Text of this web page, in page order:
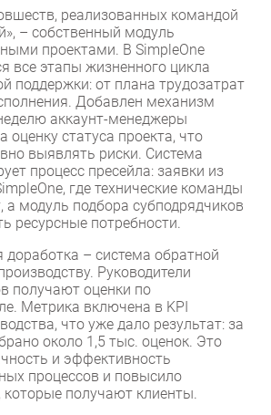
реализованных командой
– собственный модуль
проектами. В SimpleOne
все этапы жизненного цикла
поддержки: от плана трудозатрат
Добавлен механизм
аккаунт-менеджеры
оценку статуса проекта, что
выявлять риски. Система
процесс пресейла: заявки из
где технические команды
модуль подбора субподрядчиков
ресурсные потребности.
– система обратной
Руководители
получают оценки по
Метрика включена в KPI
что уже дало результат: за
около 1,5 тыс. оценок. Это
и эффективность
процессов и повысило
которые получают клиенты.